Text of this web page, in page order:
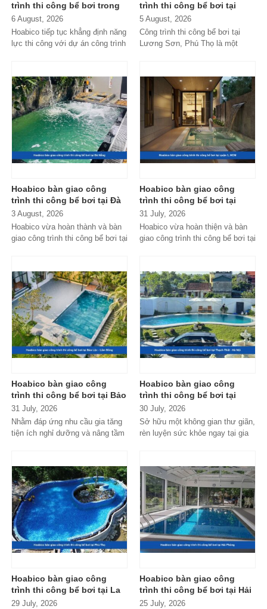
trình thi công bể bơi trong
nhà tại Hà Nội
6 August, 2026
Hoabico tiếp tục khẳng định năng
lực thi công với dự án công trình
trình thi công bể bơi tại
Lương Sơn, Phú Thọ
5 August, 2026
Công trình thi công bể bơi tại
Lương Sơn, Phú Thọ là một
Hoabico bàn giao công
trình thi công bể bơi tại Đà
Nẵng
3 August, 2026
Hoabico vừa hoàn thành và bàn
giao công trình thi công bể bơi tại
Hoabico bàn giao công
trình thi công bể bơi tại
quận 1, HCM
31 July, 2026
Hoabico vừa hoàn thiện và bàn
giao công trình thi công bể bơi tại
Hoabico bàn giao công
trình thi công bể bơi tại Bảo
Lộc - Lâm Đồng
31 July, 2026
Nhằm đáp ứng nhu cầu gia tăng
tiện ích nghỉ dưỡng và nâng tầm
Hoabico bàn giao công
trình thi công bể bơi tại
Thạch Thất - Hà Nội
30 July, 2026
Sở hữu một không gian thư giãn,
rèn luyện sức khỏe ngay tại gia
Hoabico bàn giao công
trình thi công bể bơi tại La
Phủ - Phú Thọ
29 July, 2026
Hoabico bàn giao công
trình thi công bể bơi tại Hải
Phòng
25 July, 2026